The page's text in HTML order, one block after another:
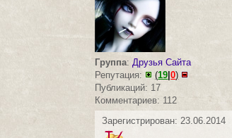
Группа:Друзья Сайта
Репутация:
(19 |0)
Публикаций: 17
Комментариев: 112
Зарегистрирован: 23.06.2014